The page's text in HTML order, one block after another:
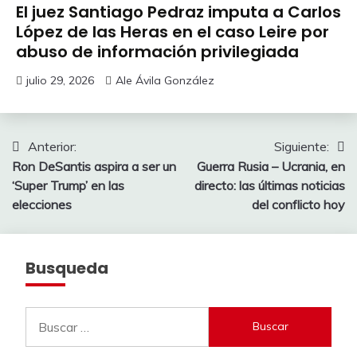
El juez Santiago Pedraz imputa a Carlos
López de las Heras en el caso Leire por
abuso de información privilegiada
julio 29, 2026 Ale Ávila González
Navegación
de
entradas
Anterior:
Ron DeSantis aspira a ser un
‘Super Trump’ en las
elecciones
Siguiente:
Guerra Rusia – Ucrania, en
directo: las últimas noticias
del conflicto hoy
Busqueda